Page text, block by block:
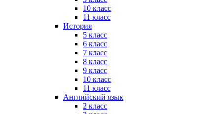
10 класс
11 класс
История
5 класс
6 класс
7 класс
8 класс
9 класс
10 класс
11 класс
Английский язык
2 класс